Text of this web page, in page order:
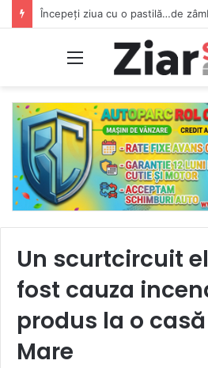
Meniu
Un scurtcircuit
fost cauza
produs la o
Mare